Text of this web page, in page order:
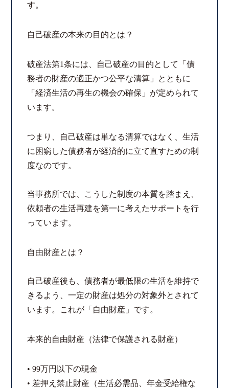
リモート相談
お問い合わせフォーム
す。
自己破産の本来の目的とは？
破産法第1条には、自己破産の目的として「債
務者の財産の適正かつ公平な清算」とともに
「経済生活の再生の機会の確保」が定められて
います。
つまり、自己破産は単なる清算ではなく、生活
に困窮した債務者が経済的に立て直すための制
度なのです。
当事務所では、こうした制度の本質を踏まえ、
依頼者の生活再建を第一に考えたサポートを行
っています。
自由財産とは？
自己破産後も、債務者が最低限の生活を維持で
きるよう、一定の財産は処分の対象外とされて
います。これが「自由財産」です。
本来的自由財産（法律で保護される財産）
• 99万円以下の現金
• 差押え禁止財産（生活必需品、年金受給権な